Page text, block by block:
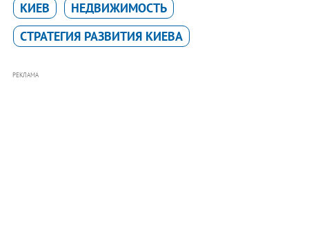
КИЕВ
НЕДВИЖИМОСТЬ
СТРАТЕГИЯ РАЗВИТИЯ КИЕВА
РЕКЛАМА